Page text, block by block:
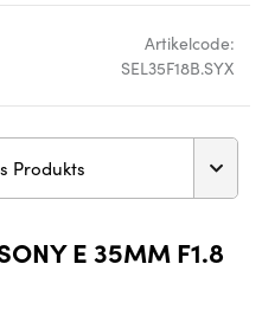
Artikelcode:
SEL35F18B.SYX
Produkts
E 35MM F1.8